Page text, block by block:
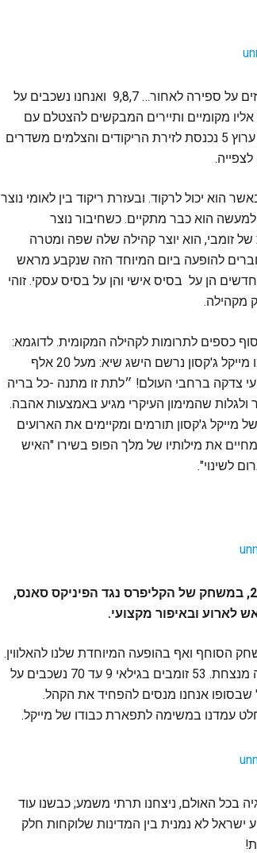
10 שניות לפני השעה 3:00 בצהרי היום בסנטה מוניקה מכריזים על ספירה לאחור… 9,8,7 ואנחנו נשכבים על
לריקוד של 6 דקות, שסוחף אליו מקומיים ותיירים המבקשים להצטלם עם
הזומביים כמזכרת מהארוע. ניידת השידור של חדשות ‪KTLA‬ ערוץ 5 נכנסת לזירת הריקודים והצלמים משדרים
הוא יכול לרקוד. ובעזרת ריקוד בין לאומי נוצר
למעשה הוא כבר מתקיים. כשחיבור נוצר
של זומבי, הוא יוצר קהילה שלה שפה ומטרה
להופעה ביום המיוחד הזה שנקבע מראש
הן על בסיס אישי והן על בסיס עסקי. זוהי
מקהילה.
כספים לתרומות לקהילה המקומית. לדוגמא:
בשנת 2009 (כשהמיזם עוד בחיתוליו ) השנה בה הלך לעולמו מייקל ג'קסון נרשם הישג שיא: מעל 20 אלף
הצליחו לאסוף כ- 100 אלף דולר ב441- ארועי צדקה ברחבי העולם! ״לתת זו מתנה -כל בריה
שהמימון העיקרי מגיע באמצעות אהבה.
מייקל ג'קסון תורמים ומקיימים את הארועים
את מילותיו של מלך הפופ בשירו "האיש
לשינוי".
הופעה בסטייפלס סנטר שהתקיימה בערב האלווין 2016, במשחק של הקליפרס נגד הפיניקס סאנס,
לארוע ובאיפור מקצועי.
הגיעו לצפות במשחק הסוחף ואף בהופעה המיוחדת שלנו להאלווין.
בזמן המחצית אנחנו יורדים למנהרות, נכנסים למגרש בריצה מנצחת. 53 זומבים בגילאי 9 עד 70 נשכבים על
שבסופו אנחנו מנסים להפחיד את הקהל.
עמדנו במשימה לתפארת כבודו של מייקל.
בכל האולם, ניצחנו תרתי משמע; כבשנו עוד
ישראל לא נמנית בין המדינות שלוקחות חלק